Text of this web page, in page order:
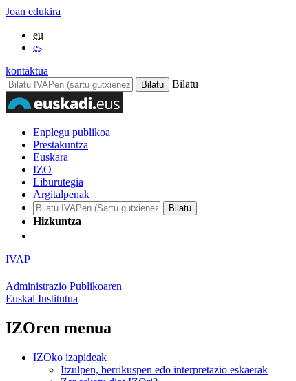
Joan edukira
eu
es
kontaktua
Bilatu
Enplegu publikoa
Prestakuntza
Euskara
IZO
Liburutegia
Argitalpenak
Hizkuntza
IVAP
Administrazio Publikoaren
Euskal Institutua
IZOren menua
IZOko izapideak
Itzulpen, berrikuspen edo interpretazio eskaerak